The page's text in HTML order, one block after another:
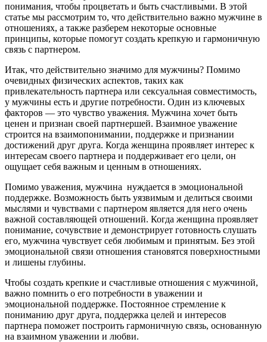
понимания, чтобы процветать и быть счастливыми. В этой
статье мы рассмотрим то, что действительно важно мужчине в
отношениях, а также разберем некоторые основные
принципы, которые помогут создать крепкую и гармоничную
связь с партнером.
Итак, что действительно значимо для мужчины? Помимо
очевидных физических аспектов, таких как
привлекательность партнера или сексуальная совместимость,
у мужчины есть и другие потребности. Один из ключевых
факторов — это чувство уважения. Мужчина хочет быть
ценен и признан своей партнершей. Взаимное уважение
строится на взаимопонимании, поддержке и признании
достижений друг друга. Когда женщина проявляет интерес к
интересам своего партнера и поддерживает его цели, он
ощущает себя важным и ценным в отношениях.
Помимо уважения, мужчина нуждается в эмоциональной
поддержке. Возможность быть уязвимым и делиться своими
мыслями и чувствами с партнером является для него очень
важной составляющей отношений. Когда женщина проявляет
понимание, сочувствие и демонстрирует готовность слушать
его, мужчина чувствует себя любимым и принятым. Без этой
эмоциональной связи отношения становятся поверхностными
и лишены глубины.
Чтобы создать крепкие и счастливые отношения с мужчиной,
важно помнить о его потребности в уважении и
эмоциональной поддержке. Постоянное стремление к
пониманию друг друга, поддержка целей и интересов
партнера поможет построить гармоничную связь, основанную
на взаимном уважении и любви.